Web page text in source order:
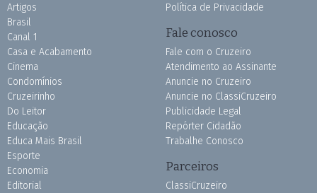
Artigos
Brasil
Canal 1
Casa e Acabamento
Cinema
Condomínios
Cruzeirinho
Do Leitor
Educação
Educa Mais Brasil
Esporte
Economia
Editorial
Política de Privacidade
Fale conosco
Fale com o Cruzeiro
Atendimento ao Assinante
Anuncie no Cruzeiro
Anuncie no ClassiCruzeiro
Publicidade Legal
Repórter Cidadão
Trabalhe Conosco
Parceiros
ClassiCruzeiro